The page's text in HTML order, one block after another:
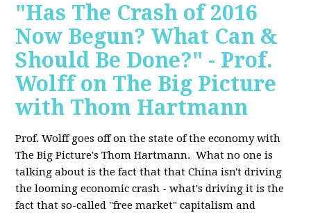
"Has The Crash of 2016
Now Begun? What Can &
Should Be Done?" - Prof.
Wolff on The Big Picture
with Thom Hartmann
Prof. Wolff goes off on the state of the economy with
The Big Picture's Thom Hartmann. What no one is
talking about is the fact that that China isn't driving
the looming economic crash - what's driving it is the
fact that so-called "free market" capitalism and